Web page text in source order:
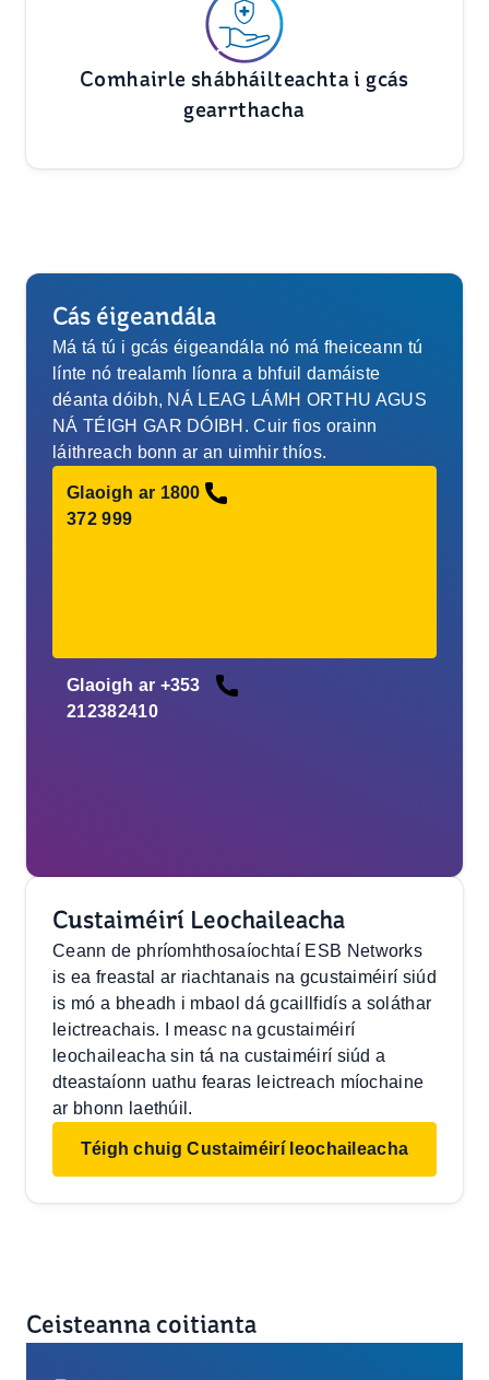
Comhairle shábháilteachta i gcás
gearrthacha
Cás éigeandála
Má tá tú i gcás éigeandála nó má fheiceann tú
línte nó trealamh líonra a bhfuil damáiste
déanta dóibh, NÁ LEAG LÁMH ORTHU AGUS
NÁ TÉIGH GAR DÓIBH. Cuir fios orainn
láithreach bonn ar an uimhir thíos.
Glaoigh ar 1800
372 999
Glaoigh ar +353
212382410
Custaiméirí Leochaileacha
Ceann de phríomhthosaíochtaí ESB Networks
is ea freastal ar riachtanais na gcustaiméirí siúd
is mó a bheadh i mbaol dá gcaillfidís a soláthar
leictreachais. I measc na gcustaiméirí
leochaileacha sin tá na custaiméirí siúd a
dteastaíonn uathu fearas leictreach míochaine
ar bhonn laethúil.
Téigh chuig Custaiméirí leochaileacha
Ceisteanna coitianta